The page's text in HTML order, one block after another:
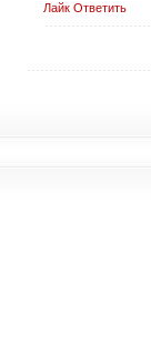
Лайк Ответить